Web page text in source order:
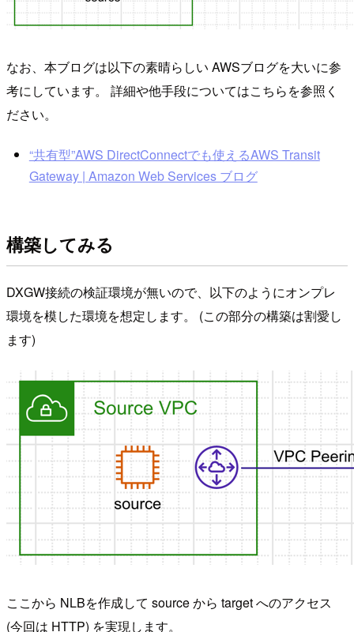
なお、本ブログは以下の素晴らしい AWSブログを大いに参
考にしています。 詳細や他手段についてはこちらを参照く
ださい。
“共有型”AWS DirectConnectでも使えるAWS Transit
Gateway | Amazon Web Services ブログ
構築してみる
DXGW接続の検証環境が無いので、以下のようにオンプレ
環境を模した環境を想定します。 (この部分の構築は割愛し
ます)
ここから NLBを作成して source から target へのアクセス
(今回は HTTP) を実現します。